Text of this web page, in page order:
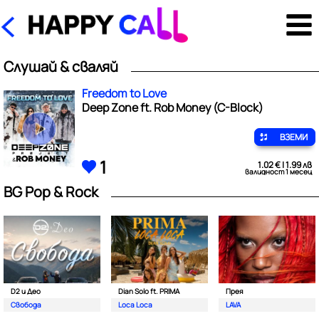
Слушай & сваляй
Freedom to Love
Deep Zone ft. Rob Money (C-Block)
ВЗЕМИ
1 1.02 € | 1.99 лв
валидност 1 месец
BG Pop & Rock
D2 и Део
Свобода
Dian Solo ft. PRIMA
Loca Loca
Прея
LAVA